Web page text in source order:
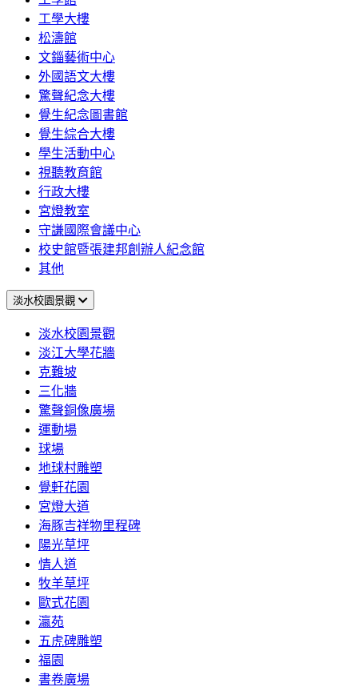
工學大樓
松濤館
文錙藝術中心
外國語文大樓
驚聲紀念大樓
覺生紀念圖書館
覺生綜合大樓
學生活動中心
視聽教育館
行政大樓
宮燈教室
守謙國際會議中心
校史館暨張建邦創辦人紀念館
其他
淡水校園景觀
淡水校園景觀
淡江大學花牆
克難坡
三化牆
驚聲銅像廣場
運動場
球場
地球村雕塑
覺軒花園
宮燈大道
海豚吉祥物里程碑
陽光草坪
情人道
牧羊草坪
歐式花園
瀛苑
五虎碑雕塑
福園
書卷廣場